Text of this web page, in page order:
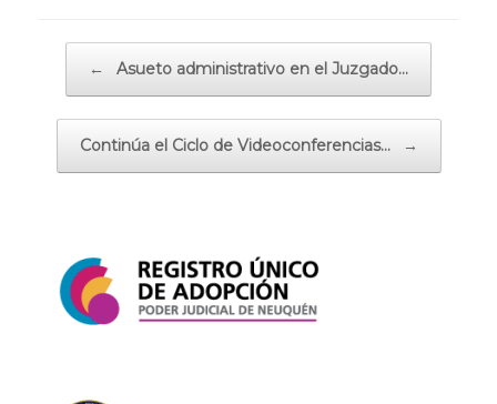
← Asueto administrativo en el Juzgado…
Continúa el Ciclo de Videoconferencias… →